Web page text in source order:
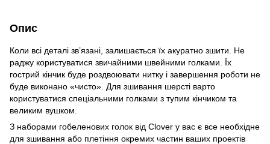
Опис
Коли всі деталі зв’язані, залишається їх акуратно зшити. Не
раджу користуватися звичайними швейними голками. Їх
гострий кінчик буде роздвоювати нитку і завершення роботи не
буде виконано «чисто». Для зшивання шерсті варто
користуватися спеціальними голками з тупим кінчиком та
великим вушком.
З наборами гобеленових голок від Clover у вас є все необхідне
для зшивання або плетіння окремих частин ваших проектів